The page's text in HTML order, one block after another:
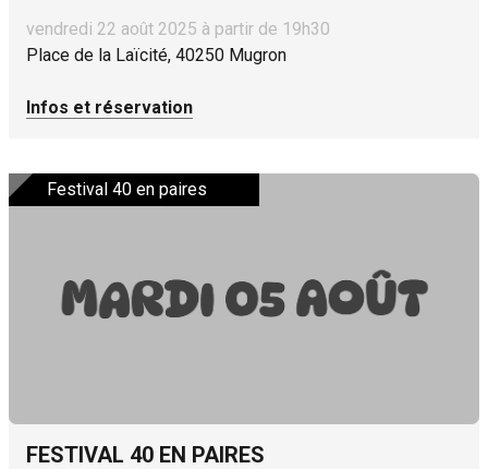
vendredi 22 août 2025 à partir de 19h30
Place de la Laïcité, 40250 Mugron
Infos et réservation
Festival 40 en paires
FESTIVAL 40 EN PAIRES